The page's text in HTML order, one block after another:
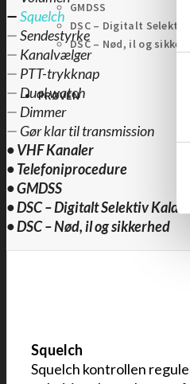
GMDSS
DSC – Digitalt Selektiv
DSC – Nød, il og
PRØVEN
—Squelch
—Sendestyrke
— Kanalvælger
— PTT-trykknap
— Dual watch
— Dimmer
— Gør klar til transmission
•VHF Kanaler
•Telefoniprocedure
•GMDSS
•DSC – Digitalt Selektiv Kald
•DSC – Nød, il og sikkerhed
Squelch
Squelch kontrollen